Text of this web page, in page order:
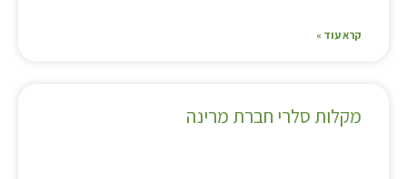
קרא עוד »
מקלות סלרי חברת מרינה